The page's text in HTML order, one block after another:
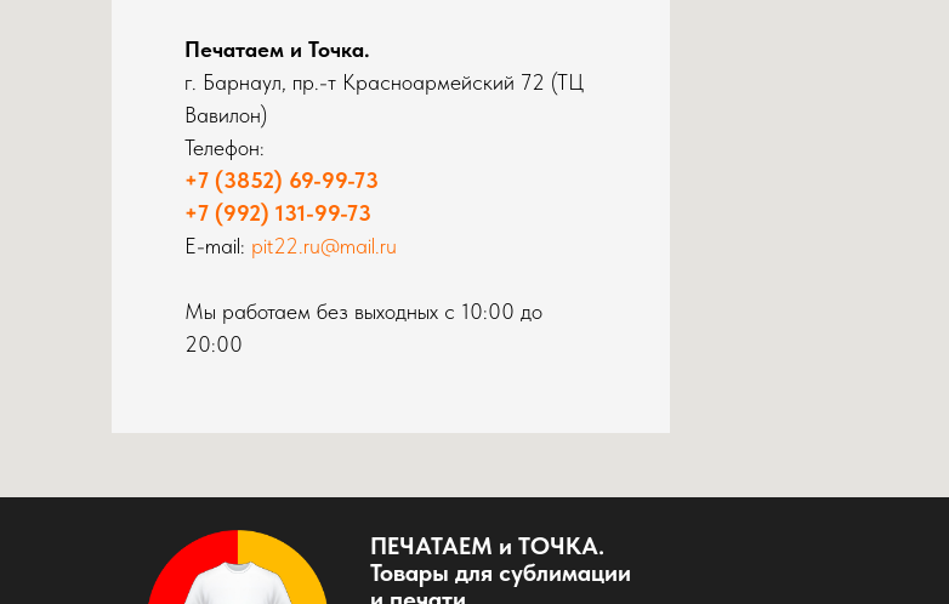
Печатаем и Точка.
г. Барнаул, пр.-т Красноармейский 72 (ТЦ
Вавилон)
Телефон:
+7 (3852) 69-99-73
+7 (992) 131-99-73
E-mail: pit22.ru@mail.ru
Мы работаем без выходных с 10:00 до
20:00
ПЕЧАТАЕМ и ТОЧКА.
Товары для сублимации